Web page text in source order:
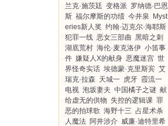
兰克·施茨廷 变格派 罗纳德·巴恩
斯 福尔摩斯的功绩 今井泉
Myst
eries新人奖 约翰·迈克尔·海耶斯
犯罪一线 恶女三部曲 黑暗之刺
湖底荒村 海伦·麦克洛伊 小笛事
件 嫌疑人X的献身 恶魔迷宫 世
界怪奇实话 埃德蒙·克里斯宾 艾
瑞克·拉森 天城一 虎牙 霞流一
电视 泡坂妻夫 中国橘子之谜 献
给虚无的供物 失控的逻辑课 罪
恶的拍球歌 海野十三 占星术杀
人魔法 阿井涉介 威廉·迪特里希